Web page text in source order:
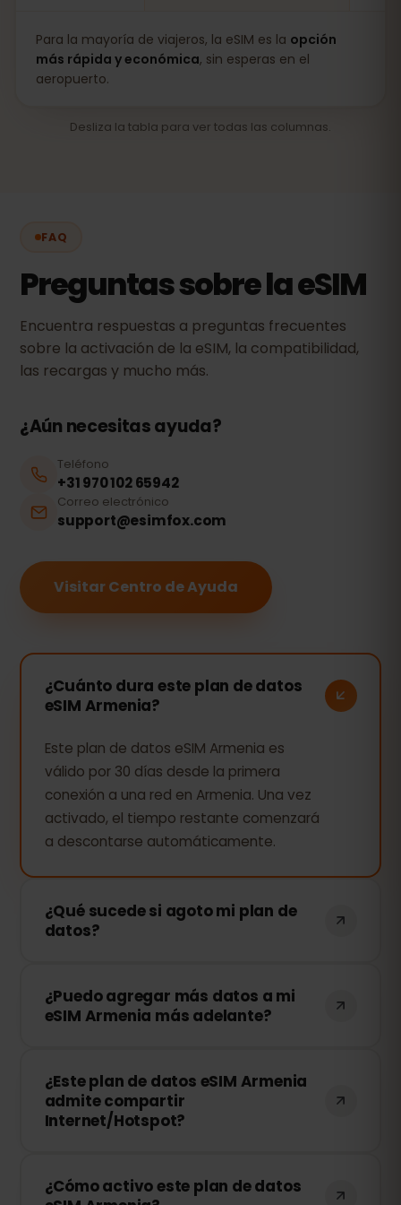
Para la mayoría de viajeros, la eSIM es la opción
más rápida y económica, sin esperas en el
aeropuerto.
Desliza la tabla para ver todas las columnas.
FAQ
Preguntas sobre la eSIM
Encuentra respuestas a preguntas frecuentes
sobre la activación de la eSIM, la compatibilidad,
las recargas y mucho más.
¿Aún necesitas ayuda?
Teléfono
+31 970 102 65942
Correo electrónico
support@esimfox.com
Visitar Centro de Ayuda
¿Cuánto dura este plan de datos
eSIM Armenia?
Este plan de datos eSIM Armenia es
válido por 30 días desde la primera
conexión a una red en Armenia. Una vez
activado, el tiempo restante comenzará
a descontarse automáticamente.
¿Qué sucede si agoto mi plan de
datos?
conexión se detendrá. Puedes recargar
tu eSIM fácilmente desde tu panel de
¿Puedo agregar más datos a mi
eSIM Armenia más adelante?
cualquier momento sin necesidad de
reinstalar tu eSIM. Solo accede a tu
cuenta y elige la cantidad de datos
¿Este plan de datos eSIM Armenia
admite compartir
Internet/Hotspot?
mediante Hotspot con otros
¿Cómo activo este plan de datos